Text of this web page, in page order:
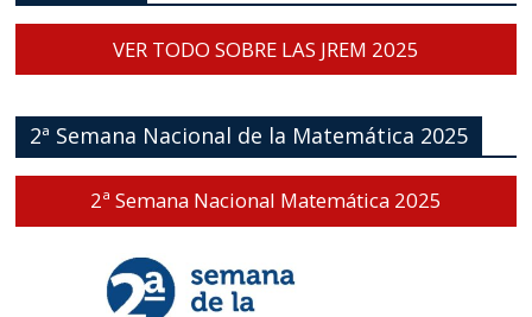
VER TODO SOBRE LAS JREM 2025
2ª Semana Nacional de la Matemática 2025
2ª Semana Nacional Matemática 2025